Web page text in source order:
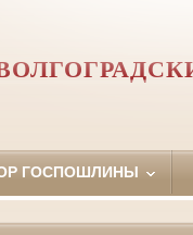
ГОСПОШЛИНЫ